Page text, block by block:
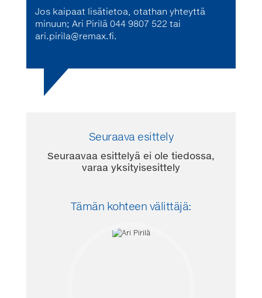
Jos kaipaat lisätietoa, otathan yhteyttä
minuun; Ari Pirilä 044 9807 522 tai
ari.pirila@remax.fi.
Seuraava esittely
Seuraavaa esittelyä ei ole tiedossa,
varaa yksityisesittely
Tämän kohteen välittäjä: